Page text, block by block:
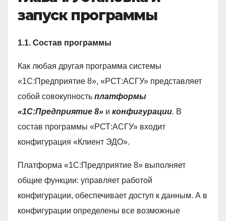
запуск программы
1.1. Состав программы
Как любая другая программа системы
«1С:Предприятие 8», «РСТ:АСГУ» представляет
собой совокупность платформы
«1С:Предприятие 8» и конфигурации. В
состав программы «РСТ:АСГУ» входит
конфигурация «Клиент ЭДО».
Платформа «1С:Предприятие 8» выполняет
общие функции: управляет работой
конфигурации, обеспечивает доступ к данным. А в
конфигурации определены все возможные